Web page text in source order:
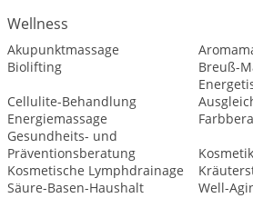
Wellness
Akupunktmassage
Biolifting
Breuß-
Cellulite-Behandlung
Energiemassage
Gesundheits- und
Präventionsberatung
Kosmetik
Kosmetische Lymphdrainage
Säure-Basen-Haushalt
Well-